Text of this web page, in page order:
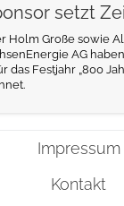
setzt
Holm Große sowie
AG
das Festjahr „800
Impressum
Kontakt